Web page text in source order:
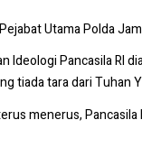
Utama Polda
Pancasila RI
tiada tara dari Tuhan
menerus,